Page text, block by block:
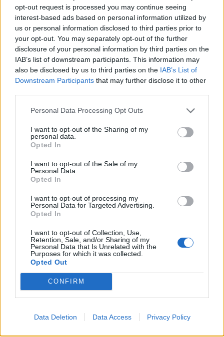
opt-out request is processed you may continue seeing
interest-based ads based on personal information utilized by
us or personal information disclosed to third parties prior to
your opt-out. You may separately opt-out of the further
disclosure of your personal information by third parties on the
IAB’s list of downstream participants. This information may
also be disclosed by us to third parties on the IAB’s List of
Downstream Participants that may further disclose it to other
Personal Data Processing Opt Outs
I want to opt-out of the Sharing of my
personal data.
Opted In
I want to opt-out of the Sale of my
Personal Data.
Opted In
I want to opt-out of processing my
Personal Data for Targeted Advertising.
Opted In
I want to opt-out of Collection, Use,
Retention, Sale, and/or Sharing of my
Personal Data that Is Unrelated with the
Purposes for which it was collected.
Opted Out
CONFIRM
Data Deletion Data Access Privacy Policy
2002 8.5
Ghost in the Shell: Stand
Alone Complex
2023
Mashle
2002 6.9
Mr. Bean: (rajzfilmsorozat)
2016
91 Days
SOROZAT SOROZAT